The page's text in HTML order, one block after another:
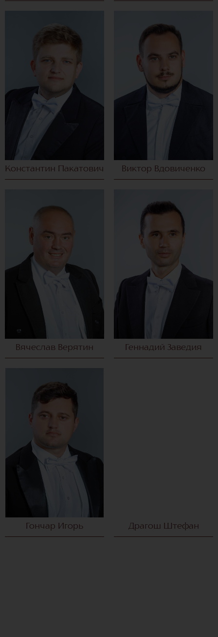
Константин Пакатович Виктор Вдовиченко
Вячеслав Верятин Геннадий Заведия
Гончар Игорь Драгош Штефан